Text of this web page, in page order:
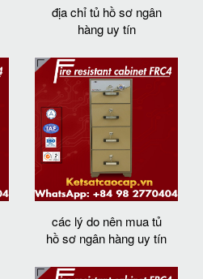
địa chỉ tủ hồ sơ ngân
hàng uy tín
các lý do nên mua tủ
hồ sơ ngân hàng uy tín